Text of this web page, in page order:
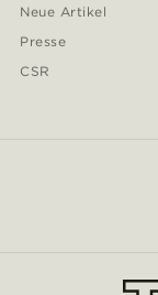
Neue Artikel
Presse
CSR